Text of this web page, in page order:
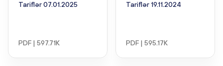
Tariflər 07.01.2025
PDF | 597.71K
Tariflər 19.11.2024
PDF | 595.17K